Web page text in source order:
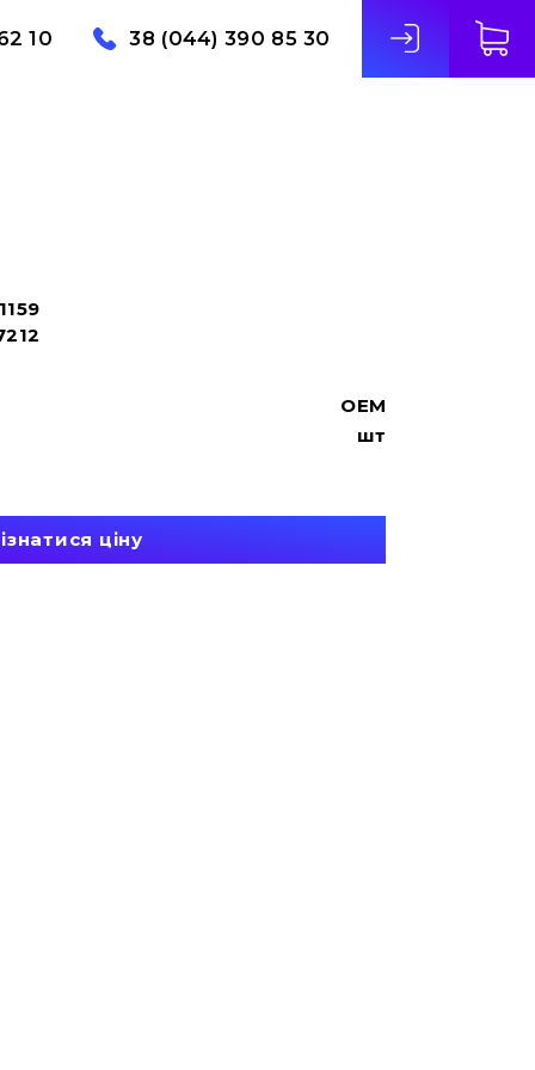
10 38 (044) 390 85 30
OEM
шт
ціну